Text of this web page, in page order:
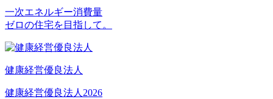
一次エネルギー消費量
ゼロの住宅を目指して。
健康経営優良法人
健康経営優良法人2026